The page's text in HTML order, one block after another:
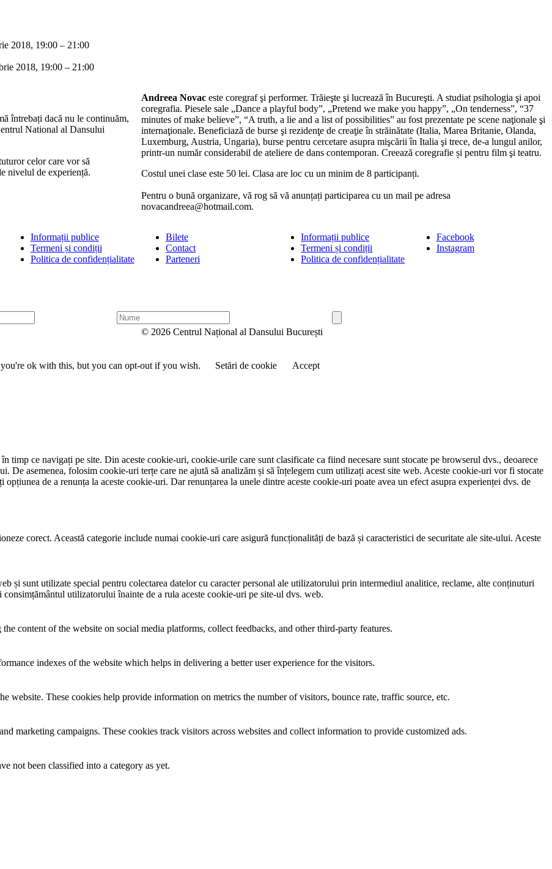
2018, 19:00 – 21:00
2018, 19:00 – 21:00
întrebați dacă nu le continuăm,
National al Dansului
celor care vor să
nivelul de experiență.
Andreea Novac este coregraf şi performer. Trăieşte şi lucrează în Bucureşti. A studiat psihologia şi apoi
coregrafia. Piesele sale „Dance a playful body”, „Pretend we make you happy”, „On tenderness”, “37
minutes of make believe”, “A truth, a lie and a list of possibilities” au fost prezentate pe scene naţionale şi
internaţionale. Beneficiază de burse şi rezidenţe de creaţie în străinătate (Italia, Marea Britanie, Olanda,
Luxemburg, Austria, Ungaria), burse pentru cercetare asupra mişcării în Italia şi trece, de-a lungul anilor,
printr-un număr considerabil de ateliere de dans contemporan. Creează coregrafie și pentru film şi teatru.
Costul unei clase este 50 lei. Clasa are loc cu un minim de 8 participanți.
Pentru o bună organizare, vă rog să vă anunțați participarea cu un mail pe adresa
novacandreea@hotmail.com.
Informații publice
Termeni și condiții
Politica de confidențialitate
Bilete
Contact
Parteneri
Informații publice
Termeni și condiții
Politica de confidențialitate
Facebook
Instagram
N
u
© 2026 Centrul Național al Dansului București
ok with this, but you can opt-out if you wish. Setări de cookie Accept
timp ce navigați pe site. Din aceste cookie-uri, cookie-urile care sunt clasificate ca fiind necesare sunt stocate pe browserul dvs., deoarece
De asemenea, folosim cookie-uri terțe care ne ajută să analizăm și să înțelegem cum utilizați acest site web. Aceste cookie-uri vor fi stocate
de a renunța la aceste cookie-uri. Dar renunțarea la unele dintre aceste cookie-uri poate avea un efect asupra experienței dvs. de
corect. Această categorie include numai cookie-uri care asigură funcționalități de bază și caracteristici de securitate ale site-ului. Aceste
și sunt utilizate special pentru colectarea datelor cu caracter personal ale utilizatorului prin intermediul analitice, reclame, alte conținuturi
utilizatorului înainte de a rula aceste cookie-uri pe site-ul dvs. web.
content of the website on social media platforms, collect feedbacks, and other third-party features.
indexes of the website which helps in delivering a better user experience for the visitors.
website. These cookies help provide information on metrics the number of visitors, bounce rate, traffic source, etc.
marketing campaigns. These cookies track visitors across websites and collect information to provide customized ads.
not been classified into a category as yet.